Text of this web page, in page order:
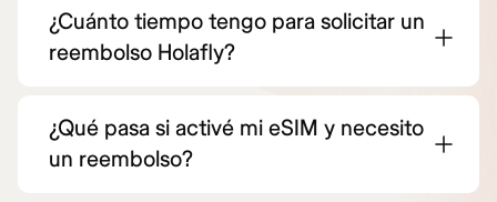
¿Cuánto tiempo tengo para solicitar un
reembolso Holafly?
¿Qué pasa si activé mi eSIM y necesito
un reembolso?